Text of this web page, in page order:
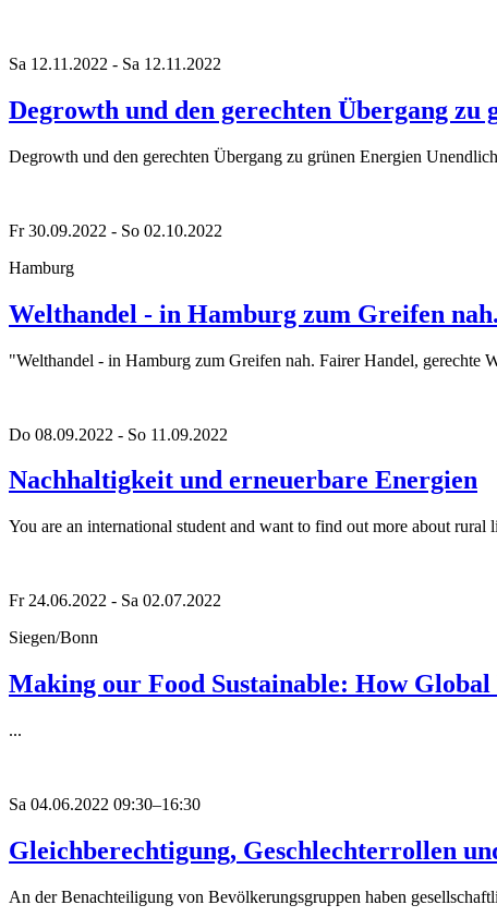
Sa 12.11.2022 - Sa 12.11.2022
Degrowth und den gerechten Übergang zu
Degrowth und den gerechten Übergang zu grünen Energien
Fr 30.09.2022 - So 02.10.2022
Hamburg
Welthandel - in Hamburg zum Greifen nah.
"Welthandel - in Hamburg zum Greifen nah. Fairer Handel,
Do 08.09.2022 - So 11.09.2022
Nachhaltigkeit und erneuerbare Energien
You are an international student and want to find out more about
Fr 24.06.2022 - Sa 02.07.2022
Siegen/Bonn
Making our Food Sustainable: How
...
Sa 04.06.2022 09:30–16:30
Gleichberechtigung, Geschlechterrollen
An der Benachteiligung von Bevölkerungsgruppen haben